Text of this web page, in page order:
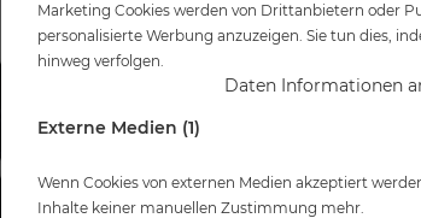
Artikelnr.: sea-35990020
Herstellerpreis: 39,90 €
38,00 €*
Marketing Cookies werden von Drittanbietern oder
personalisierte Werbung anzuzeigen. Sie tun dies,
hinweg verfolgen.
Daten Informationen
Externe Medien (1)
Wenn Cookies von externen Medien akzeptiert
Inhalte keiner manuellen Zustimmung mehr.